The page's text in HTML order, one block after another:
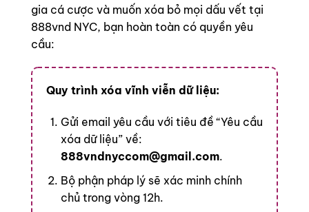
gia cá cược và muốn xóa bỏ mọi dấu vết tại
888vnd NYC, bạn hoàn toàn có quyền yêu
cầu:
Quy trình xóa vĩnh viễn dữ liệu:
Gửi email yêu cầu với tiêu đề “Yêu cầu
xóa dữ liệu” về:
888vndnyccom@gmail.com.
Bộ phận pháp lý sẽ xác minh chính
chủ trong vòng 12h.